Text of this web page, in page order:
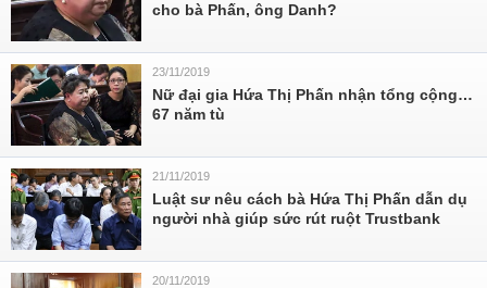
cho bà Phấn, ông Danh?
23/11/2019
Nữ đại gia Hứa Thị Phấn nhận tổng cộng…
67 năm tù
21/11/2019
Luật sư nêu cách bà Hứa Thị Phấn dẫn dụ
người nhà giúp sức rút ruột Trustbank​
20/11/2019